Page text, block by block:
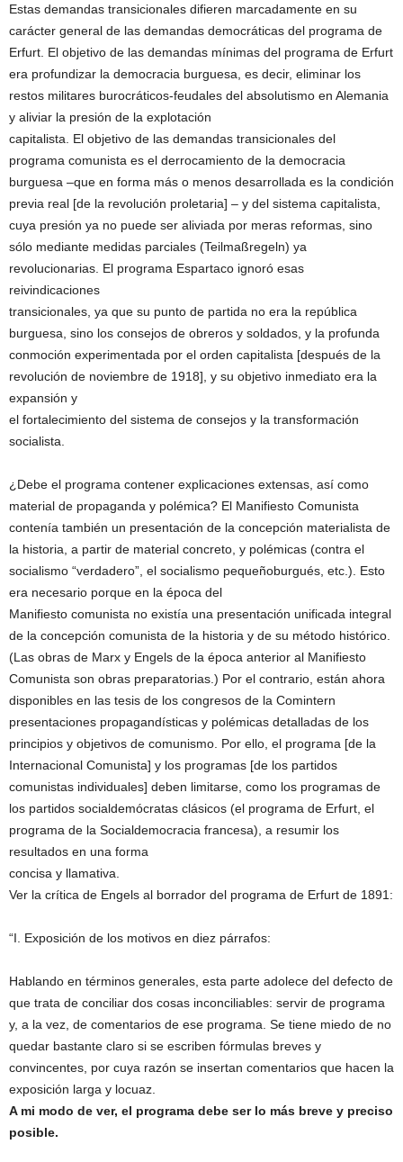
Estas demandas transicionales difieren marcadamente en su
carácter general de las demandas democráticas del programa de
Erfurt. El objetivo de las demandas mínimas del programa de Erfurt
era profundizar la democracia burguesa, es decir, eliminar los
restos militares burocráticos-feudales del absolutismo en Alemania
y aliviar la presión de la explotación
capitalista. El objetivo de las demandas transicionales del
programa comunista es el derrocamiento de la democracia
burguesa –que en forma más o menos desarrollada es la condición
previa real [de la revolución proletaria] – y del sistema capitalista,
cuya presión ya no puede ser aliviada por meras reformas, sino
sólo mediante medidas parciales (Teilmaßregeln) ya
revolucionarias. El programa Espartaco ignoró esas
reivindicaciones
transicionales, ya que su punto de partida no era la república
burguesa, sino los consejos de obreros y soldados, y la profunda
conmoción experimentada por el orden capitalista [después de la
revolución de noviembre de 1918], y su objetivo inmediato era la
expansión y
el fortalecimiento del sistema de consejos y la transformación
socialista.
¿Debe el programa contener explicaciones extensas, así como
material de propaganda y polémica? El Manifiesto Comunista
contenía también un presentación de la concepción materialista de
la historia, a partir de material concreto, y polémicas (contra el
socialismo “verdadero”, el socialismo pequeñoburgués, etc.). Esto
era necesario porque en la época del
Manifiesto comunista no existía una presentación unificada integral
de la concepción comunista de la historia y de su método histórico.
(Las obras de Marx y Engels de la época anterior al Manifiesto
Comunista son obras preparatorias.) Por el contrario, están ahora
disponibles en las tesis de los congresos de la Comintern
presentaciones propagandísticas y polémicas detalladas de los
principios y objetivos de comunismo. Por ello, el programa [de la
Internacional Comunista] y los programas [de los partidos
comunistas individuales] deben limitarse, como los programas de
los partidos socialdemócratas clásicos (el programa de Erfurt, el
programa de la Socialdemocracia francesa), a resumir los
resultados en una forma
concisa y llamativa.
Ver la crítica de Engels al borrador del programa de Erfurt de 1891:
“I. Exposición de los motivos en diez párrafos:
Hablando en términos generales, esta parte adolece del defecto de
que trata de conciliar dos cosas inconciliables: servir de programa
y, a la vez, de comentarios de ese programa. Se tiene miedo de no
quedar bastante claro si se escriben fórmulas breves y
convincentes, por cuya razón se insertan comentarios que hacen la
exposición larga y locuaz.
A mi modo de ver, el programa debe ser lo más breve y preciso
posible.